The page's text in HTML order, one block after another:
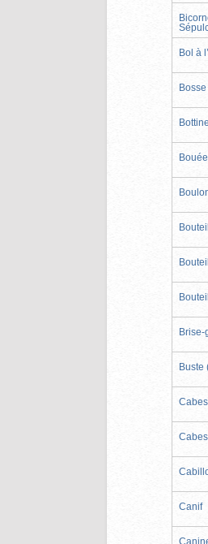
Bol à
Brise-
Buste
Canif